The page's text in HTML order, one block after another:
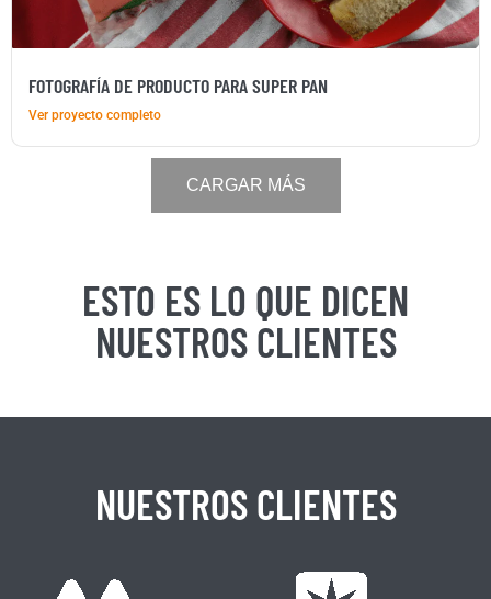
FOTOGRAFÍA DE PRODUCTO PARA SUPER PAN
Ver proyecto completo
CARGAR MÁS
ESTO ES LO QUE DICEN
NUESTROS CLIENTES
NUESTROS CLIENTES